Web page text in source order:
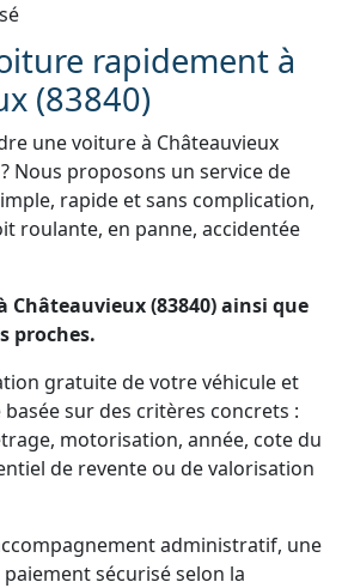
rapidement à
(83840)
une voiture à Châteauvieux
Nous proposons un service de
rapide et sans complication,
roulante, en panne, accidentée
Châteauvieux (83840) ainsi que
proches.
gratuite de votre véhicule et
sur des critères concrets :
motorisation, année, cote du
de revente ou de valorisation
administratif, une
sécurisé selon la